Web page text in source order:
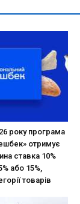
року програма
отримує
ставка 10%
або 15%,
товарів